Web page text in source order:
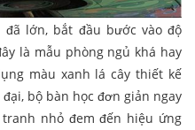
lớn, bắt đầu bước vào độ
là mẫu phòng ngủ khá hay
màu xanh lá cây thiết kế
bộ bàn học đơn giản ngay
nhỏ đem đến hiệu ứng